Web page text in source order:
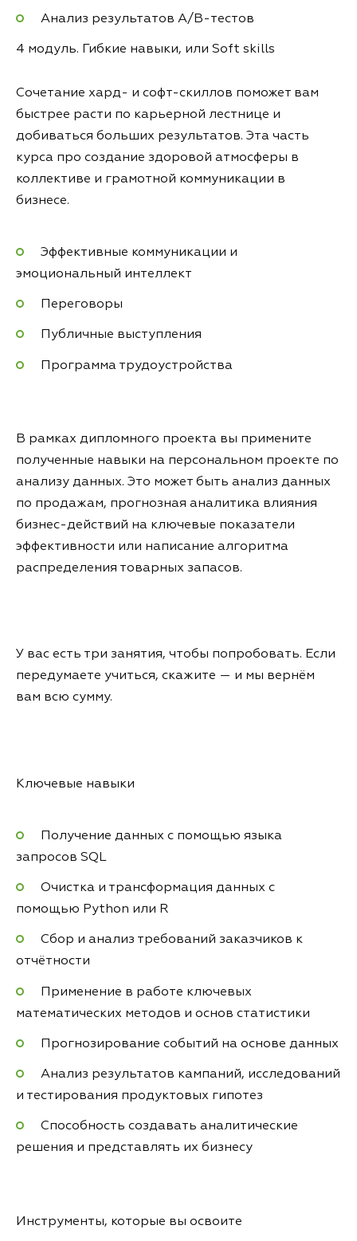
Анализ результатов А/B-тестов
4 модуль. Гибкие навыки, или Soft skills
Сочетание хард- и софт-скиллов поможет вам
быстрее расти по карьерной лестнице и
добиваться больших результатов. Эта часть
курса про создание здоровой атмосферы в
коллективе и грамотной коммуникации в
бизнесе.
Эффективные коммуникации и
эмоциональный интеллект
Переговоры
Публичные выступления
Программа трудоустройства
В рамках дипломного проекта вы примените
полученные навыки на персональном проекте по
анализу данных. Это может быть анализ данных
по продажам, прогнозная аналитика влияния
бизнес-действий на ключевые показатели
эффективности или написание алгоритма
распределения товарных запасов.
У вас есть три занятия, чтобы попробовать. Если
передумаете учиться, скажите — и мы вернём
вам всю сумму.
Ключевые навыки
Получение данных с помощью языка
запросов SQL
Очистка и трансформация данных с
помощью Python или R
Сбор и анализ требований заказчиков к
отчётности
Применение в работе ключевых
математических методов и основ статистики
Прогнозирование событий на основе данных
Анализ результатов кампаний, исследований
и тестирования продуктовых гипотез
Способность создавать аналитические
решения и представлять их бизнесу
Инструменты, которые вы освоите